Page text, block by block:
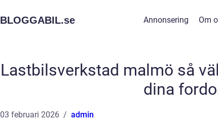
BLOGGABIL.se Annonsering Om
Lastbilsverkstad malmö så
dina
03 februari 2026 admin